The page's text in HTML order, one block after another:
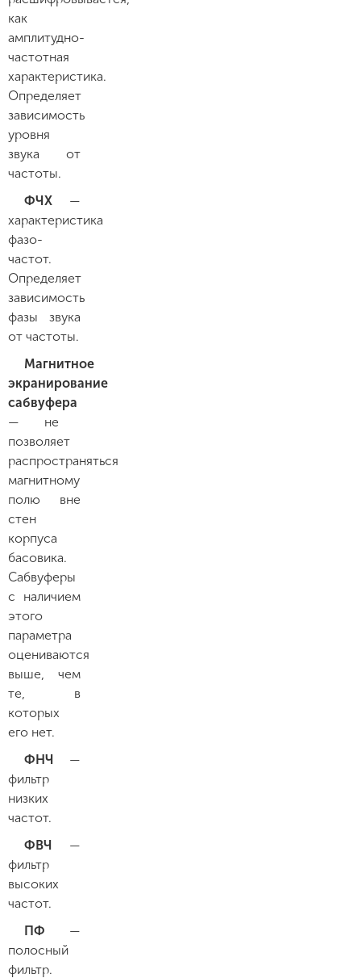
как
амплитудно-
частотная
характеристика.
Определяет
зависимость
уровня
звука от
частоты.
ФЧХ —
характеристика
фазо-
частот.
Определяет
зависимость
фазы звука
от частоты.
Магнитное
экранирование
сабвуфера
— не
позволяет
распространяться
магнитному
полю вне
стен
корпуса
басовика.
Сабвуферы
с наличием
этого
параметра
оцениваются
выше, чем
те, в
которых
его нет.
ФНЧ —
фильтр
низких
частот.
ФВЧ —
фильтр
высоких
частот.
ПФ —
полосный
фильтр.